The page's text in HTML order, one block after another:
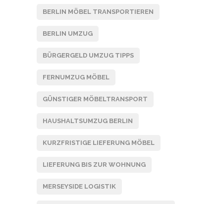
BERLIN MÖBEL TRANSPORTIEREN
BERLIN UMZUG
BÜRGERGELD UMZUG TIPPS
FERNUMZUG MÖBEL
GÜNSTIGER MÖBELTRANSPORT
HAUSHALTSUMZUG BERLIN
KURZFRISTIGE LIEFERUNG MÖBEL
LIEFERUNG BIS ZUR WOHNUNG
MERSEYSIDE LOGISTIK